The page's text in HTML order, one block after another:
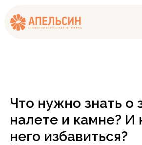
Что нужно знать о
налете и камне? И
него избавиться?